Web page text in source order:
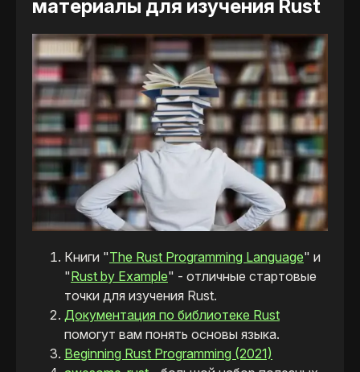
материалы для изучения Rust
Книги "The Rust Programming Language" и
"Rust by Example" - отличные стартовые
точки для изучения Rust.
Документация по библиотеке Rust
помогут вам понять основы языка.
Beginning Rust Programming (2021)